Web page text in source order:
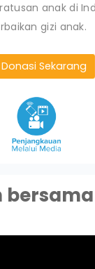
anak di
gizi anak.
Sekarang